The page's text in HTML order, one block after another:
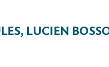
LUCIEN